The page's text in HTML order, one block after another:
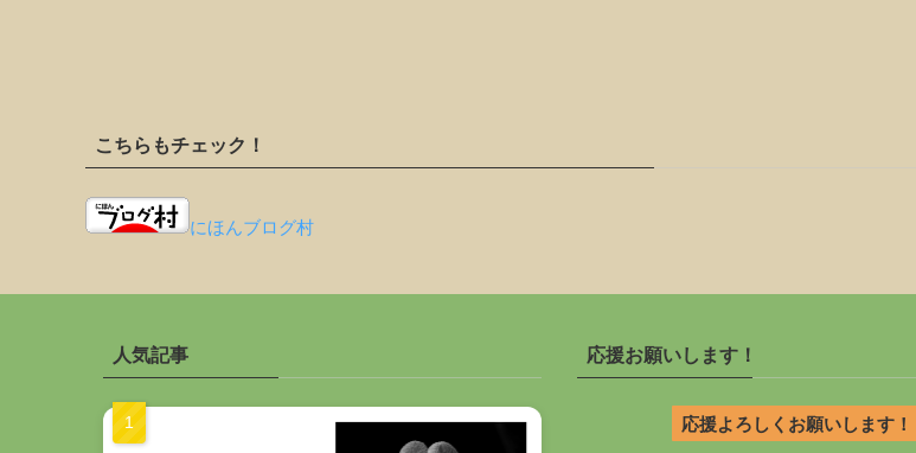
こちらもチェック！
にほんブログ村
人気記事 応援お願いします！
応援よろしくお願いします！